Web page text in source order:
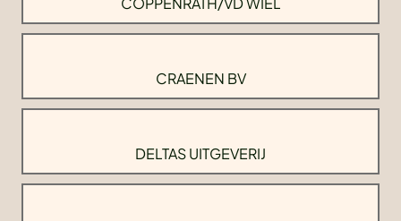
CRAENEN BV
DELTAS UITGEVERIJ